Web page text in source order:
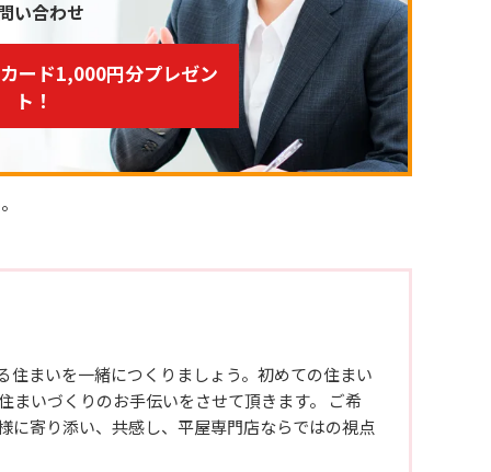
い合わせ
ード1,000円分プレゼン
ト！
まいを一緒につくりましょう。初めての住まい
まいづくりのお手伝いをさせて頂きます。 ご希
に寄り添い、共感し、平屋専門店ならではの視点